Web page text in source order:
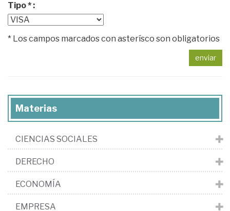
Tipo * :
* Los campos marcados con asterísco son obligatorios
enviar
Materias
CIENCIAS SOCIALES
DERECHO
ECONOMÍA
EMPRESA